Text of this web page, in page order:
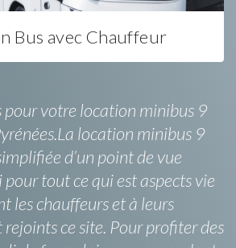
Bus avec Chauffeur
pour votre location minibus 9
location minibus 9
d’un point de vue
tout ce qui est aspects vie
les chauffeurs et à leurs
ce site. Pour profiter des